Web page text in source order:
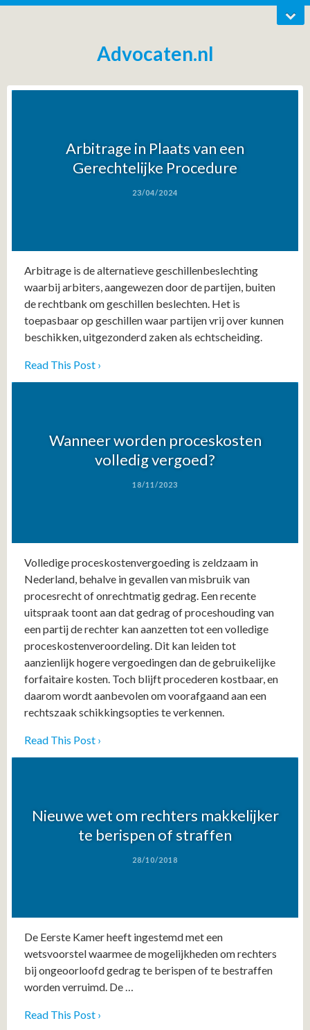
Advocaten.nl
Arbitrage in Plaats van een
Gerechtelijke Procedure
23/04/2024
Arbitrage is de alternatieve geschillenbeslechting
waarbij arbiters, aangewezen door de partijen, buiten
de rechtbank om geschillen beslechten. Het is
toepasbaar op geschillen waar partijen vrij over kunnen
beschikken, uitgezonderd zaken als echtscheiding.
Read This Post ›
Wanneer worden proceskosten
volledig vergoed?
18/11/2023
Volledige proceskostenvergoeding is zeldzaam in
Nederland, behalve in gevallen van misbruik van
procesrecht of onrechtmatig gedrag. Een recente
uitspraak toont aan dat gedrag of proceshouding van
een partij de rechter kan aanzetten tot een volledige
proceskostenveroordeling. Dit kan leiden tot
aanzienlijk hogere vergoedingen dan de gebruikelijke
forfaitaire kosten. Toch blijft procederen kostbaar, en
daarom wordt aanbevolen om voorafgaand aan een
rechtszaak schikkingsopties te verkennen.
Read This Post ›
Nieuwe wet om rechters makkelijker
te berispen of straffen
28/10/2018
De Eerste Kamer heeft ingestemd met een
wetsvoorstel waarmee de mogelijkheden om rechters
bij ongeoorloofd gedrag te berispen of te bestraffen
worden verruimd. De …
Read This Post ›